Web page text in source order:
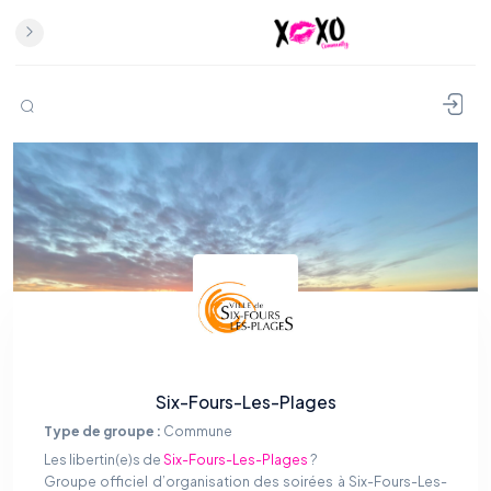
Six-Fours-Les-Plages
Type de groupe : Commune
Les libertin(e)s deSix-Fours-Les-Plages?
Groupe officiel d’organisation des soirées à Six-Fours-Les-